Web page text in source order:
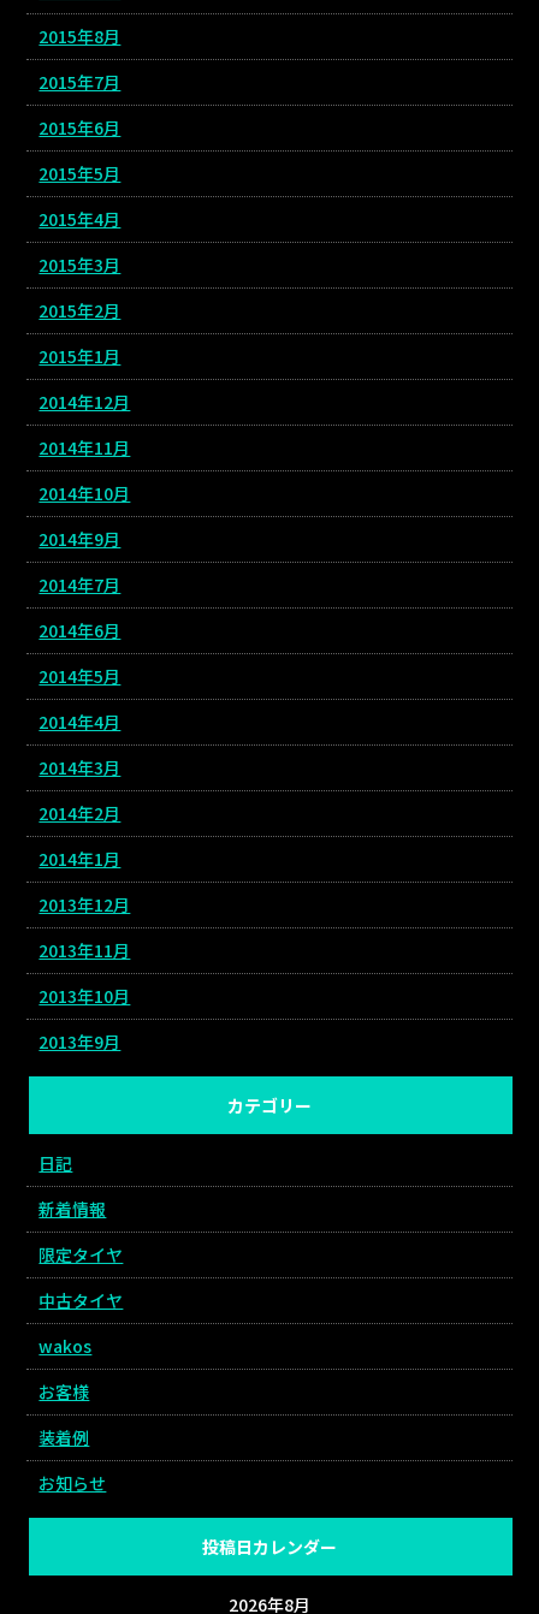
2015年8月
2015年7月
2015年6月
2015年5月
2015年4月
2015年3月
2015年2月
2015年1月
2014年12月
2014年11月
2014年10月
2014年9月
2014年7月
2014年6月
2014年5月
2014年4月
2014年3月
2014年2月
2014年1月
2013年12月
2013年11月
2013年10月
2013年9月
カテゴリー
日記
新着情報
限定タイヤ
中古タイヤ
wakos
お客様
装着例
お知らせ
投稿日カレンダー
2026年8月